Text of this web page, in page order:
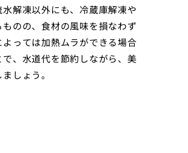
解凍以外にも、冷蔵庫解凍や
のの、食材の風味を損なわず
っては加熱ムラができる場合
、水道代を節約しながら、美
しょう。